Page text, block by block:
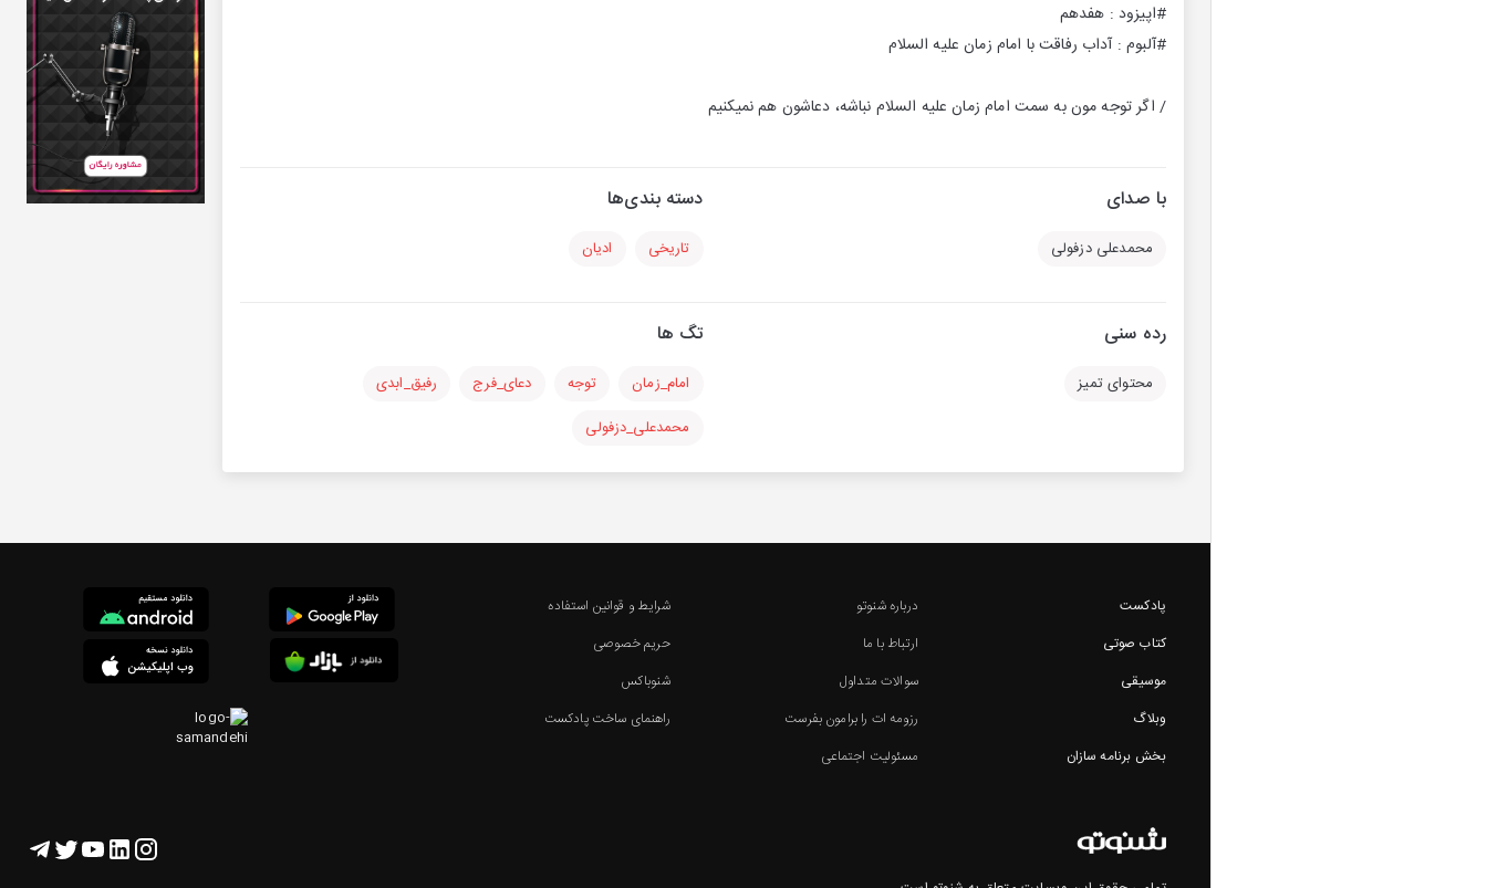
#اپیزود : هفدهم
#آلبوم : آداب رفاقت با امام زمان علیه السلام
/ اگر توجه مون به سمت امام زمان علیه السلام نباشه، دعاشون هم‌ نمیکنیم
با صدای
محمدعلی دزفولی
دسته بندی‌ها
تاریخی ادیان
رده سنی
محتوای تمیز
تگ ها
امام_زمان توجه دعای_فرج
رفیق_ابدی
محمدعلی_دزفولی
پادکست
کتاب صوتی
موسیقی
وبلاگ
بخش برنامه سازان
درباره شنوتو
ارتباط با ما
سوالات متداول
رزومه ات را برامون بفرست
مسئولیت اجتماعی
شرایط و قوانین استفاده
حریم خصوصی
شنوباکس
راهنمای ساخت پادکست